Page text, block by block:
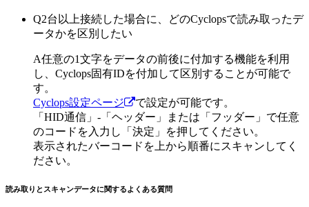
Q2台以上接続した場合に、どのCyclopsで読み取ったデ
ータかを区別したい
A任意の1文字をデータの前後に付加する機能を利用
し、Cyclops固有IDを付加して区別することが可能で
す。
Cyclops設定ページ
で設定が可能です。
「HID通信」-「ヘッダー」または「フッダー」で任意
のコードを入力し「決定」を押してください。
表示されたバーコードを上から順番にスキャンしてく
ださい。
読み取りとスキャンデータに関するよくある質問